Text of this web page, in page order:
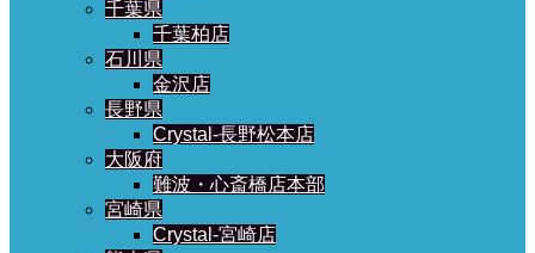
千葉県
千葉柏店
石川県
金沢店
長野県
Crystal-長野松本店
大阪府
難波・心斎橋店本部
宮崎県
Crystal-宮崎店